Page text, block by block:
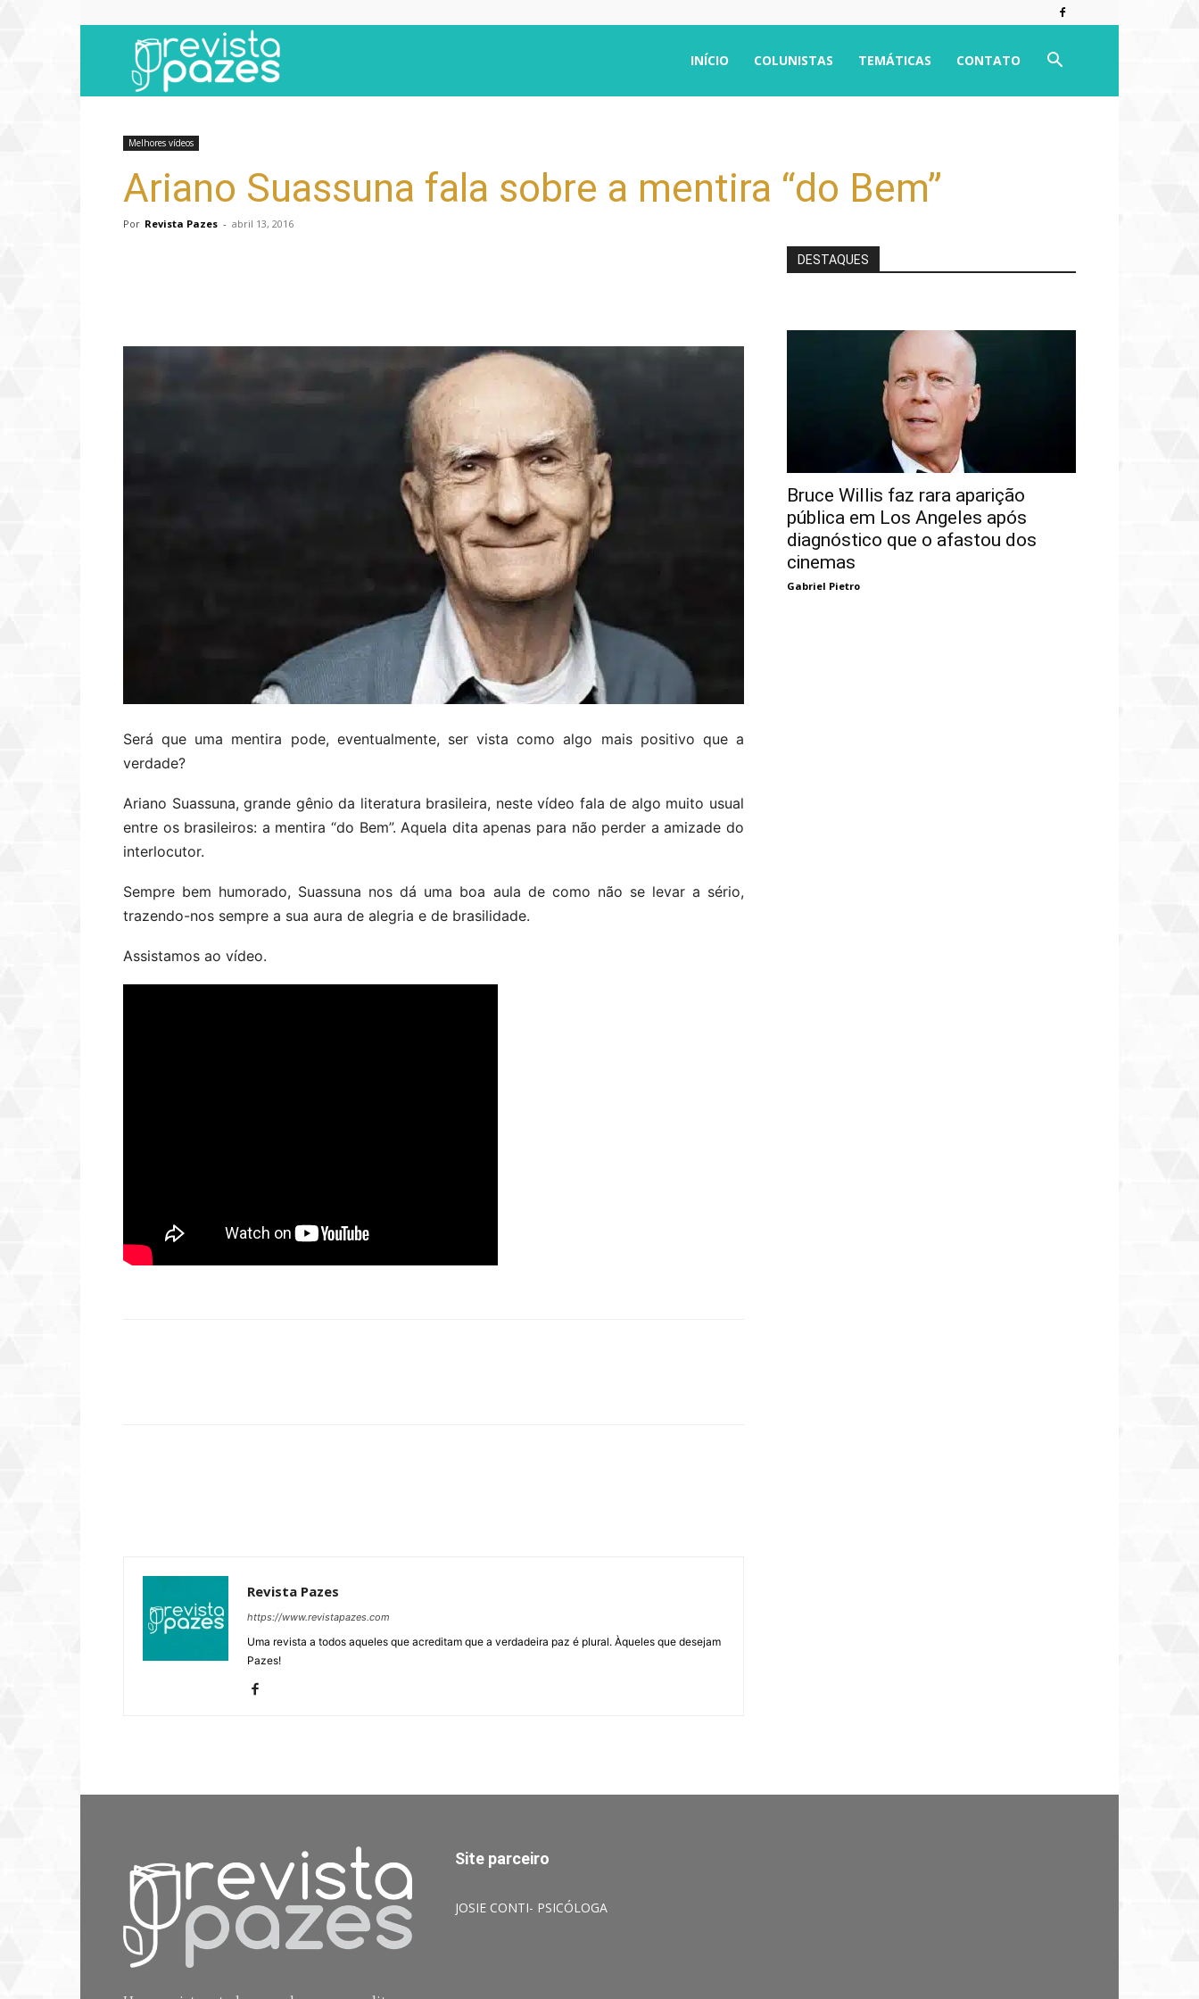
INÍCIO COLUNISTAS TEMÁTICAS CONTATO
Melhores vídeos
Ariano Suassuna fala sobre a mentira “do Bem”
Por Revista Pazes - abril 13, 2016
Será que uma mentira pode, eventualmente, ser vista como algo mais positivo que a
verdade?
Ariano Suassuna, grande gênio da literatura brasileira, neste vídeo fala de algo muito usual
entre os brasileiros: a mentira “do Bem”. Aquela dita apenas para não perder a amizade do
interlocutor.
Sempre bem humorado, Suassuna nos dá uma boa aula de como não se levar a sério,
trazendo-nos sempre a sua aura de alegria e de brasilidade.
Assistamos ao vídeo.
Revista Pazes
https://www.revistapazes.com
Uma revista a todos aqueles que acreditam que a verdadeira paz é plural. Àqueles que desejam
Pazes!
DESTAQUES
Bruce Willis faz rara aparição
pública em Los Angeles após
diagnóstico que o afastou dos
cinemas
Gabriel Pietro
Site parceiro
JOSIE CONTI- PSICÓLOGA